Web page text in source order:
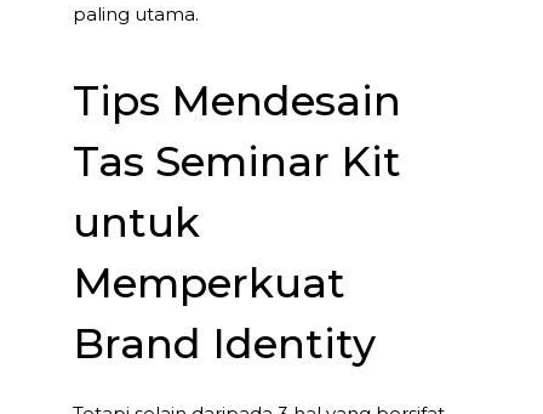
paling utama.
Tips Mendesain
Tas Seminar Kit
untuk
Memperkuat
Brand Identity